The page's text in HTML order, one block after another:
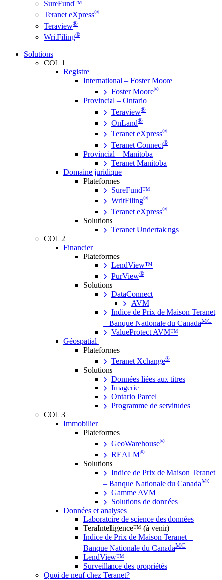
SureFund™
Teranet eXpress®
Teraview®
WritFiling®
Solutions
COL 1
Registre
International – Foster Moore
Foster Moore®
Provincial – Ontario
Teraview®
OnLand®
Teranet eXpress®
Teranet Connect®
Provincial – Manitoba
Teranet Manitoba
Domaine juridique
Plateformes
SureFund™
WritFiling®
Teranet eXpress®
Solutions
Teranet Undertakings
COL 2
Financier
Plateformes
LendView™
PurView®
Solutions
DataConnect
AVM
Indice de Prix de Maison Teranet
– Banque Nationale du CanadaMC
ValueProtect AVM™
Géospatial
Plateformes
Teranet Xchange®
Solutions
Données liées aux titres
Imagerie
Ontario Parcel
Programme de servitudes
COL 3
Immobilier
Plateformes
GeoWarehouse®
REALM®
Solutions
Indice de Prix de Maison Teranet
– Banque Nationale du CanadaMC
Gamme AVM
Solutions de données
Données et analyses
Laboratoire de science des données
TeraIntelligence™ (à venir)
Indice de Prix de Maison Teranet –
Banque Nationale du CanadaMC
LendView™
Surveillance des propriétés
Quoi de neuf chez Teranet?